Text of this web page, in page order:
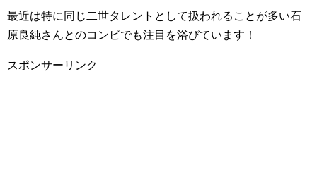
最近は特に同じ二世タレントとして扱われることが多い石
原良純さんとのコンビでも注目を浴びています！
スポンサーリンク